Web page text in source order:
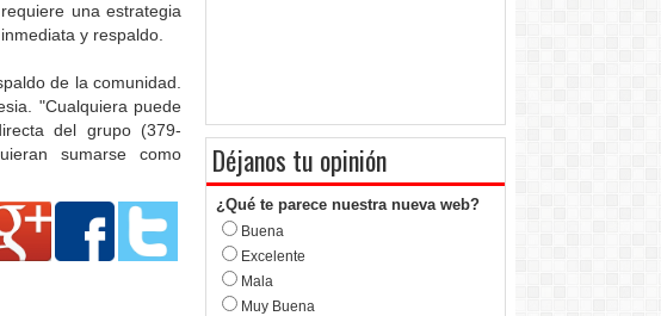
una estrategia
y respaldo.
de la comunidad.
"Cualquiera puede
del grupo (379-
sumarse como
Déjanos tu opinión
¿Qué te parece nuestra nueva web?
Buena
Excelente
Mala
Muy Buena